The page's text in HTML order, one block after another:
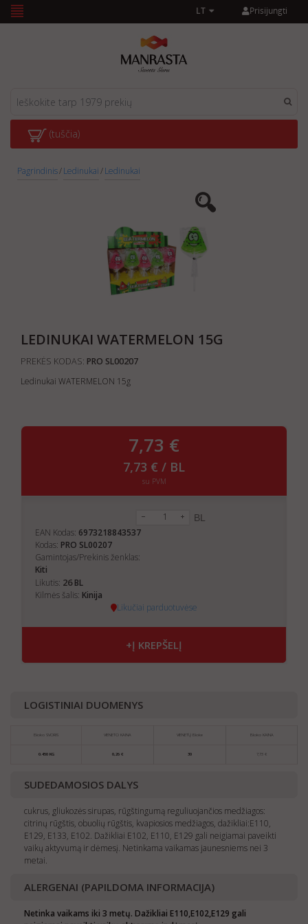
Prisijungti
LT
(tuščia)
Pagrindinis/Ledinukai/Ledinukai
LEDINUKAI WATERMELON 15G
PREKĖS KODAS: PRO SL00207
Ledinukai WATERMELON 15g
7,73 €
7,73 € / BL
su PVM
BL
EAN Kodas: 6973218843537
Kodas: PRO SL00207
Gamintojas/Prekinis ženklas:
Kiti
Likutis: 26BL
Kilmės šalis: Kinija
Likučiai parduotuvėse
+Į KREPŠELĮ
LOGISTINIAI DUOMENYS
Bloko SVORIS VIENETO KAINA VIENETŲ Bloke Bloko KAINA
0.450 KG 0,26 € 30 7,73 €
SUDEDAMOSIOS DALYS
cukrus, gliukozės sirupas, rūgštingumą reguliuojančios medžiagos:
citrinų rūgštis, obuolių rūgštis, kvapiosios medžiagos, dažikliai:E110,
E129, E133, E102. Dažikliai E102, E110, E129 gali neigiamai paveikti
vaikų aktyvumą ir dėmesį. Netinkama vaikamas jaunesniems nei 3
metai.
ALERGENAI (PAPILDOMA INFORMACIJA)
Netinka vaikams iki 3 metų. Dažikliai E110,E102,E129 gali